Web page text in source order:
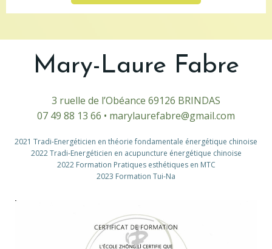
Mary-Laure Fabre
3 ruelle de l’Obéance 69126 BRINDAS
07 49 88 13 66 • marylaurefabre@gmail.com
2021 Tradi-Energéticien en théorie fondamentale énergétique chinoise
2022Tradi-Energéticien en acupuncture énergétique chinoise
2022 Formation Pratiques esthétiques en MTC
2023 Formation Tui-Na